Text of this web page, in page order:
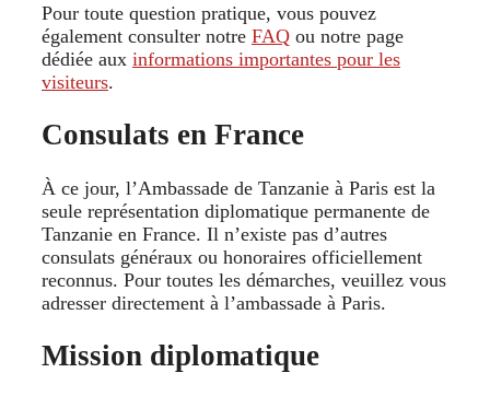
Pour toute question pratique, vous pouvez
également consulter notre FAQ ou notre page
dédiée aux informations importantes pour les
visiteurs.
Consulats en France
À ce jour, l’Ambassade de Tanzanie à Paris est la
seule représentation diplomatique permanente de
Tanzanie en France. Il n’existe pas d’autres
consulats généraux ou honoraires officiellement
reconnus. Pour toutes les démarches, veuillez vous
adresser directement à l’ambassade à Paris.
Mission diplomatique